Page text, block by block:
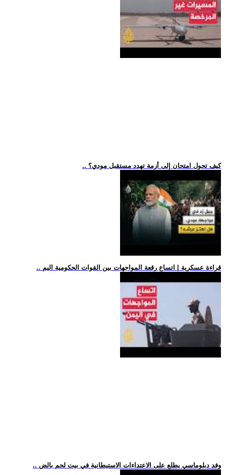
.. كيف تحول امتحان إلى أزمة تهدد مستقبل مودي؟
.. قراءة عسكرية | اتساع رقعة المواجهات بين القوات الحكومية اليم
.. وفد دبلوماسي يطلع على الاعتداءات الاستيطانية في بيت لحم بالض